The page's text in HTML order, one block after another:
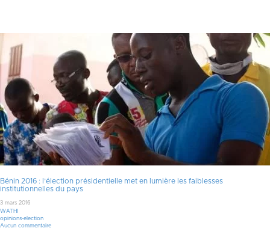
Bénin 2016 : l’élection présidentielle met en lumière les faiblesses
institutionnelles du pays
3 mars 2016
WATHI
opinions-election
Aucun commentaire